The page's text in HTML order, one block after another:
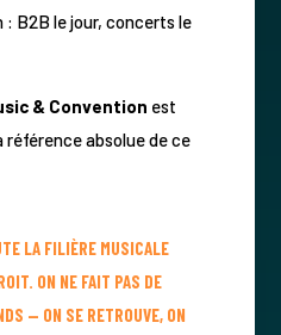
: B2B le jour, concerts le
& Convention est
référence absolue de ce
LA FILIÈRE MUSICALE
ON NE FAIT PAS DE
— ON SE RETROUVE, ON